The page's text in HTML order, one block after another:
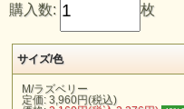
購入数: 枚
サイズ/色
M/ラズベリー
定価: 3,960円(税込)